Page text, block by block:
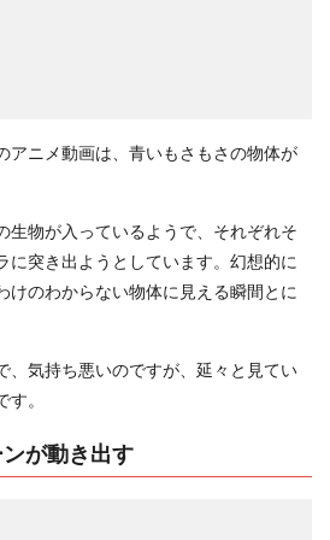
アニメ動画は、青いもさもさの物体が
生物が入っているようで、それぞれそ
に突き出ようとしています。幻想的に
けのわからない物体に見える瞬間とに
、気持ち悪いのですが、延々と見てい
。
が動き出す